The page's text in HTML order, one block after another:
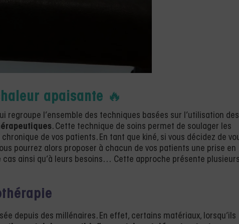
apaisante 🔥
regroupe l’ensemble des techniques basées sur l’utilisation des
. Cette technique de soins permet de soulager les
de vos patients. En tant que kiné, si vous décidez de
pourrez alors proposer à chacun de vos patients une prise en
ainsi qu’à leurs besoins… Cette approche présente
depuis des millénaires. En effet, certains matériaux, lorsqu’ils